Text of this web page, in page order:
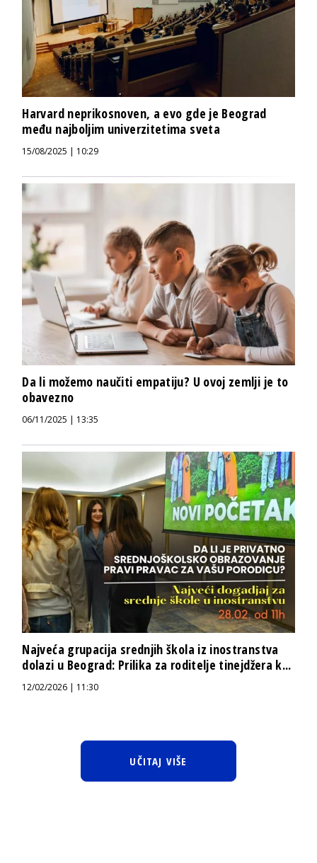
Harvard neprikosnoven, a evo gde je Beograd
među najboljim univerzitetima sveta
15/08/2025 | 10:29
Da li možemo naučiti empatiju? U ovoj zemlji je to
obavezno
06/11/2025 | 13:35
Najveća grupacija srednjih škola iz inostranstva
dolazi u Beograd: Prilika za roditelje tinejdžera k...
12/02/2026 | 11:30
UČITAJ VIŠE